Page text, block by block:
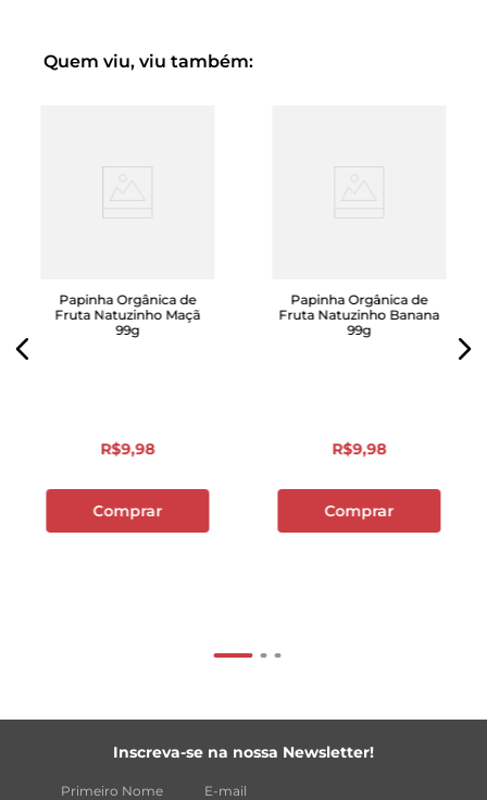
Quem viu, viu também:
Papinha Orgânica de
Fruta Natuzinho Maçã
99g
R$9,98
Comprar
Papinha Orgânica de
Fruta Natuzinho Banana
99g
R$9,98
Comprar
Inscreva-se na nossa Newsletter!